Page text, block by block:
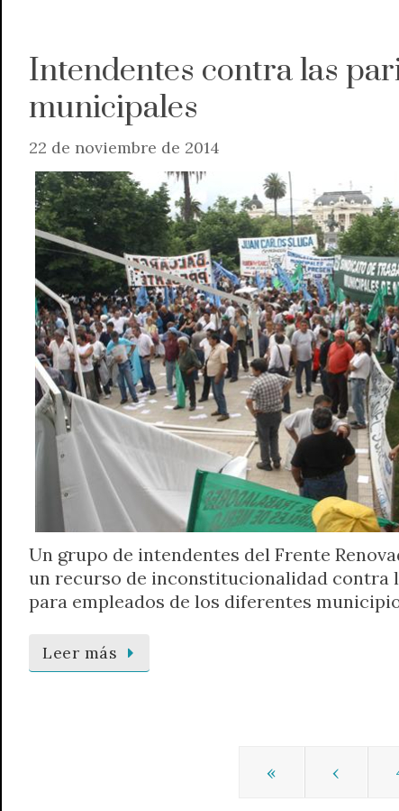
Intendentes contra las
municipales
22 de noviembre de 2014
Un grupo de intendentes del Frente
un recurso de inconstitucionalidad contra
para empleados de los diferentes
Leer más
« ‹